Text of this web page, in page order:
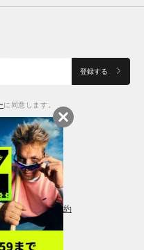
登録する
に同意します。
表記 会員規約